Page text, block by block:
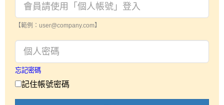
【範例：user@company.com】
忘記密碼
記住帳號密碼